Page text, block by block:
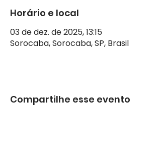
Horário e local
03 de dez. de 2025, 13:15
Sorocaba, Sorocaba, SP, Brasil
Compartilhe esse evento